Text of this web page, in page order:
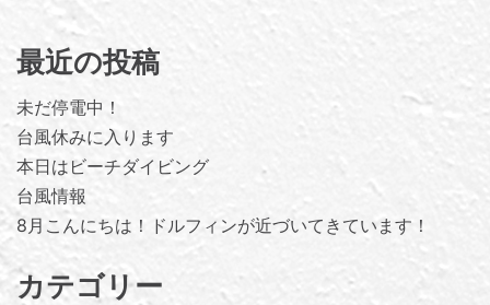
最近の投稿
未だ停電中！
台風休みに入ります
本日はビーチダイビング
台風情報
8月こんにちは！ドルフィンが近づいてきています！
カテゴリー